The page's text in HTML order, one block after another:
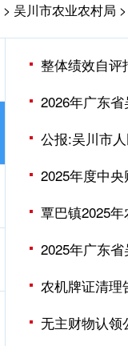
> 吴川市农业农村局 >
整体绩效自评
2026年广东
公报:吴川市
2025年度中
覃巴镇2025
2025年广东
农机牌证清理
无主财物认领